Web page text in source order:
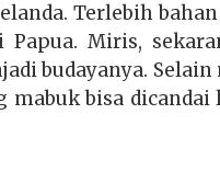
Terlebih
Miris,
budayanya.
mabuk bisa